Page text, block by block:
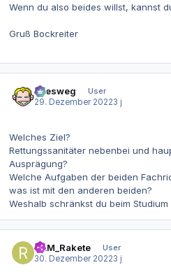
Wenn du also beides willst, kannst
Gruß Bockreiter
allesweg
User
29. Dezember 20223 j
Welches Ziel?
Rettungssanitäter nebenbei und
Ausprägung?
Welche Aufgaben der beiden
was ist mit den anderen beiden?
Weshalb schränkst du beim Studium
RAM_Rakete
User
30. Dezember 20223 j